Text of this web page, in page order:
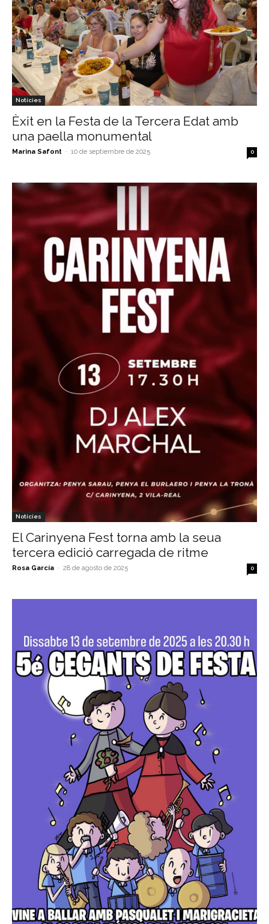
Notícies
Èxit en la Festa de la Tercera Edat amb
una paella monumental
Marina Safont - 10 de septiembre de 2025 0
Notícies
El Carinyena Fest torna amb la seua
tercera edició carregada de ritme
Rosa García - 28 de agosto de 2025 0